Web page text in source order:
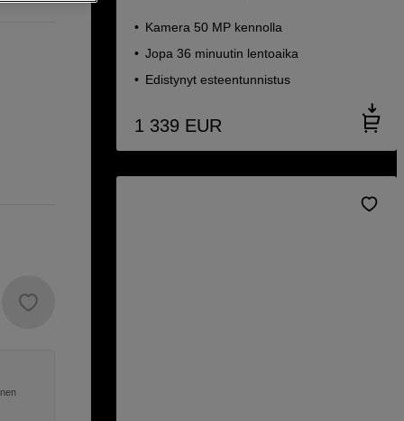
Kamera 50 MP kennolla
Jopa 36 minuutin lentoaika
Edistynyt esteentunnistus
1 339 EUR